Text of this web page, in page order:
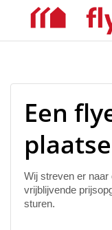
Een
Wij streven er
vrijblijvende
sturen.